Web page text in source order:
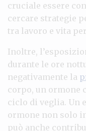
cruciale essere
cercare strategie
tra lavoro e vita
Inoltre,
durante le ore
negativamente la
corpo, un ormone
ciclo di veglia. Un
ormone non solo
può anche